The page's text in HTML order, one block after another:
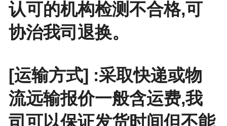
认可的机构检测不合格,可
协治我司退换。
[运输方式] :采取快递或物
流远输报价一般含运费,我
司可以保证发货时间但不能